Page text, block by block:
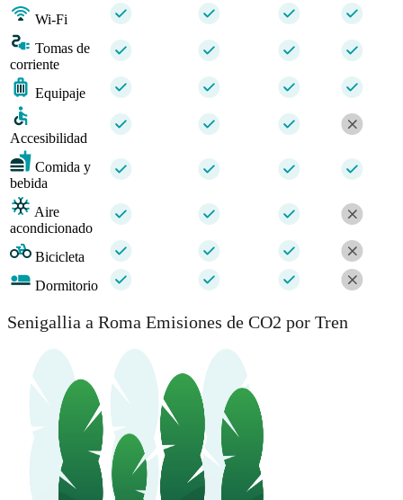
Wi-Fi
Tomas de
corriente
Equipaje
Accesibilidad
Comida y
bebida
Aire
acondicionado
Bicicleta
Dormitorio
Senigallia a Roma Emisiones de CO2 por Tren